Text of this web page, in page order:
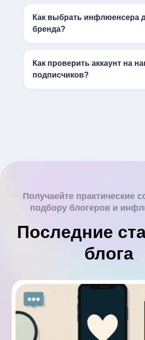
Как выбрать инфлюенсера
бренда?
Как проверить аккаунт на
подписчиков?
Получаейте практические
подбору блогеров и
Последние
блога